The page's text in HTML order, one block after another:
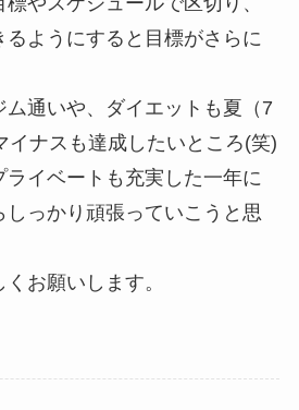
ようにすると目標がさらに
通いや、ダイエットも夏（7
イナスも達成したいところ(笑)
イベートも充実した一年に
しっかり頑張っていこうと思
お願いします。